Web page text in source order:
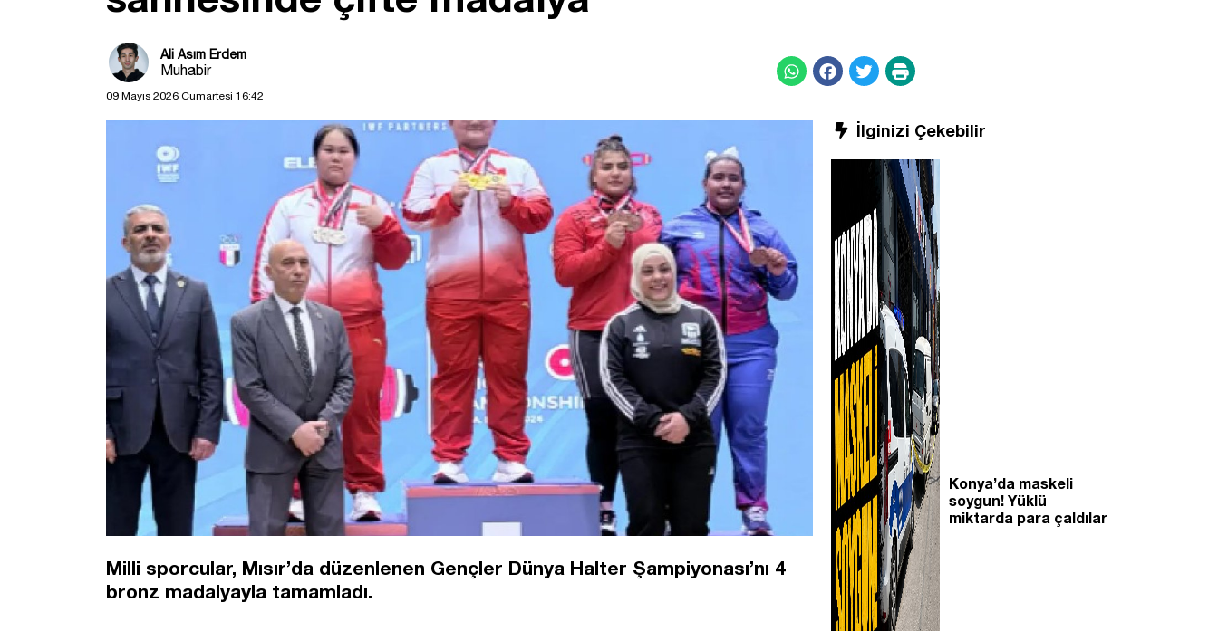
Ali Asım Erdem
Muhabir
09 Mayıs 2026 Cumartesi 16:42
Milli sporcular, Mısır’da düzenlenen Gençler Dünya Halter Şampiyonası’nı 4
bronz madalyayla tamamladı.
İlginizi Çekebilir
Konya’da maskeli
soygun! Yüklü
miktarda para çaldılar